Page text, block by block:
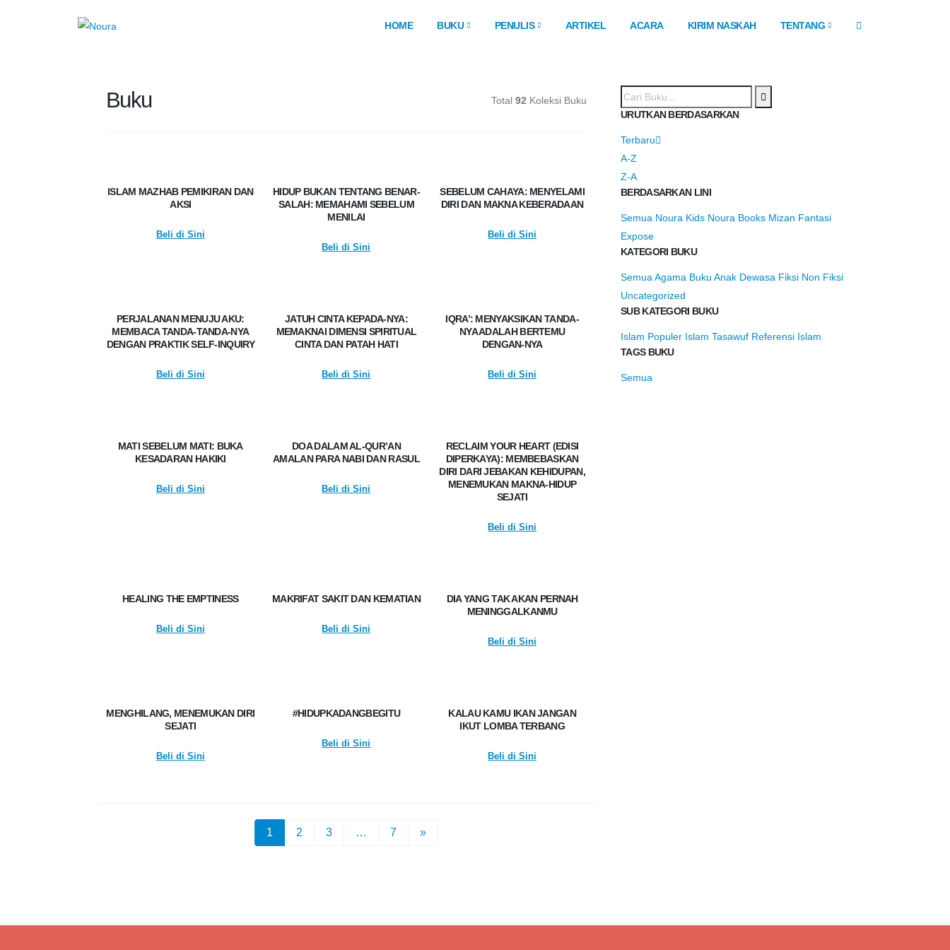
HOME BUKU PENULIS ARTIKEL ACARA KIRIM NASKAH TENTANG
Buku Total 92 Koleksi Buku
ISLAM MAZHAB PEMIKIRAN DAN
AKSI
Beli di Sini
HIDUP BUKAN TENTANG BENAR-
SALAH: MEMAHAMI SEBELUM
MENILAI
Beli di Sini
SEBELUM CAHAYA: MENYELAMI
DIRI DAN MAKNA KEBERADAAN
Beli di Sini
PERJALANAN MENUJU AKU:
MEMBACA TANDA-TANDA-NYA
DENGAN PRAKTIK SELF-INQUIRY
Beli di Sini
JATUH CINTA KEPADA-NYA:
MEMAKNAI DIMENSI SPIRITUAL
CINTA DAN PATAH HATI
Beli di Sini
IQRA’: MENYAKSIKAN TANDA-
NYA ADALAH BERTEMU
DENGAN-NYA
Beli di Sini
MATI SEBELUM MATI: BUKA
KESADARAN HAKIKI
Beli di Sini
DOA DALAM AL-QUR’AN
AMALAN PARA NABI DAN RASUL
Beli di Sini
RECLAIM YOUR HEART (EDISI
DIPERKAYA): MEMBEBASKAN
DIRI DARI JEBAKAN KEHIDUPAN,
MENEMUKAN MAKNA-HIDUP
SEJATI
Beli di Sini
HEALING THE EMPTINESS
Beli di Sini
MAKRIFAT SAKIT DAN KEMATIAN
Beli di Sini
DIA YANG TAK AKAN PERNAH
MENINGGALKANMU
Beli di Sini
MENGHILANG, MENEMUKAN DIRI
SEJATI
Beli di Sini
#HIDUPKADANGBEGITU
Beli di Sini
KALAU KAMU IKAN JANGAN
IKUT LOMBA TERBANG
Beli di Sini
1 2 3 … 7 »
URUTKAN BERDASARKAN
Terbaru
A-Z
Z-A
BERDASARKAN LINI
Semua Noura Kids Noura Books Mizan Fantasi
Expose
KATEGORI BUKU
Semua Agama Buku Anak Dewasa Fiksi Non Fiksi
Uncategorized
SUB KATEGORI BUKU
Islam Populer Islam Tasawuf Referensi Islam
TAGS BUKU
Semua